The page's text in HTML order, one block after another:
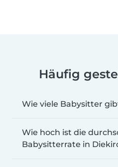
Häufig
Wie viele Babysitter
Wie hoch ist die
Babysitterrate in